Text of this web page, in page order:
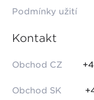
Podmínky užití
Kontakt
Obchod CZ
Obchod SK